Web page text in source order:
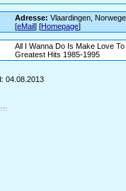
Adresse: Vlaardingen,
[eMail] [Homepage]
All I Wanna Do Is Make Love To
Greatest Hits 1985-1995
04.08.2013